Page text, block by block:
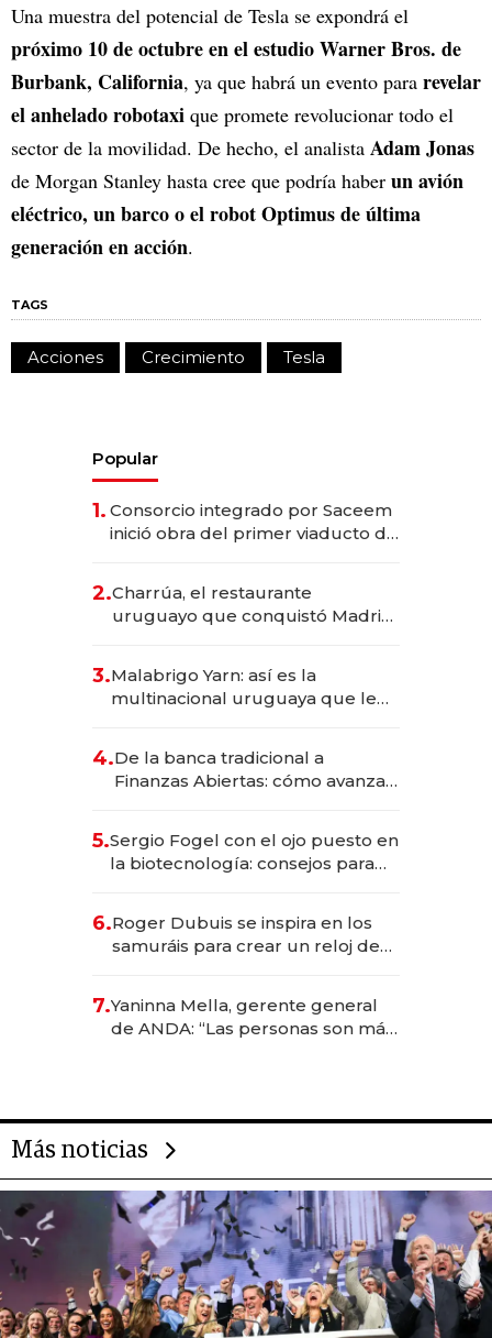
Una muestra del potencial de Tesla se expondrá el
próximo 10 de octubre en el estudio Warner Bros. de
Burbank, California, ya que habrá un evento para revelar
el anhelado robotaxi que promete revolucionar todo el
sector de la movilidad. De hecho, el analista Adam Jonas
de Morgan Stanley hasta cree que podría haber un avión
eléctrico, un barco o el robot Optimus de última
generación en acción.
TAGS
Acciones Crecimiento Tesla
Popular
1. Consorcio integrado por Saceem
inició obra del primer viaducto de
millones
2.Charrúa, el restaurante
uruguayo que conquistó Madrid:
anticipación y prepara apertura
3.Malabrigo Yarn: así es la
multinacional uruguaya que le
4.De la banca tradicional a
Finanzas Abiertas: cómo avanza
5.Sergio Fogel con el ojo puesto en
la biotecnología: consejos para
6.Roger Dubuis se inspira en los
samuráis para crear un reloj de
7.Yaninna Mella, gerente general
de ANDA: “Las personas son más
Más noticias